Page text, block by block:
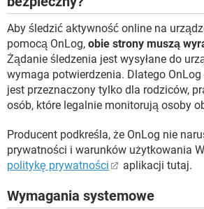
Aby śledzić aktywność online na
pomocą OnLog, obie strony muszą
Żądanie śledzenia jest wysyłane do
wymaga potwierdzenia. Dlatego OnLog
jest przeznaczony tylko dla rodziców,
osób, które legalnie monitorują osoby
Producent podkreśla, że ​​OnLog nie
prywatności i warunków użytkowania
politykę prywatności
aplikacji tutaj.
Wymagania systemowe